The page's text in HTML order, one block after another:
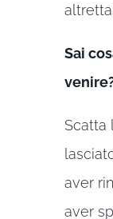
Sai
Scatta
aver
aver